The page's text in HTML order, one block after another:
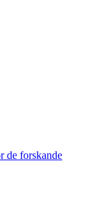
de forskande